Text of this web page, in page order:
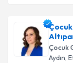
Çocuk
takvimi
almanız için
Çocuk
Aydın,